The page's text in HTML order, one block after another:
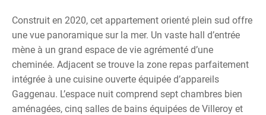
Construit en 2020, cet appartement orienté plein sud offre
une vue panoramique sur la mer. Un vaste hall d’entrée
mène à un grand espace de vie agrémenté d’une
cheminée. Adjacent se trouve la zone repas parfaitement
intégrée à une cuisine ouverte équipée d’appareils
Gaggenau. L’espace nuit comprend sept chambres bien
aménagées, cinq salles de bains équipées de Villeroy et